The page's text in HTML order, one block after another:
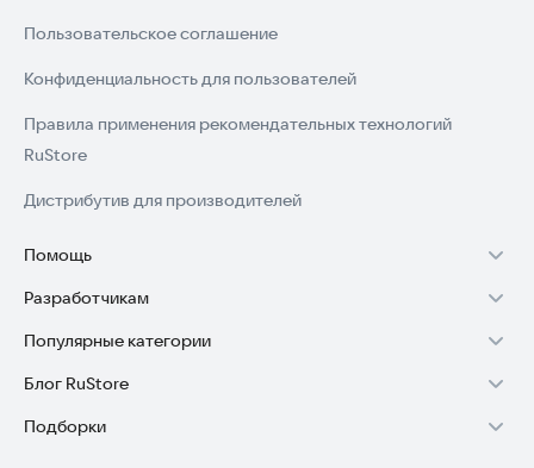
Пользовательское соглашение
Конфиденциальность для пользователей
Правила применения рекомендательных технологий
RuStore
Дистрибутив для производителей
Помощь
Установка RuStore на TV
Установка RuStore на телефон
Установка RuStore в машину
Помощь пользователям RuStore
Разработчикам
Зарабатывать с RuStore
Стать разработчиком
Доступ к RuStore Консоль
Популярные категории
Игры для Android
Приложения банков
Блог RuStore
Обзоры игр для Android 2025
Подборки